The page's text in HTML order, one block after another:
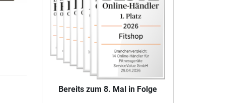
Bereits zum 8. Mal in Folge